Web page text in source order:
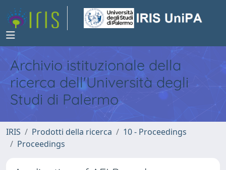
Archivio istituzionale della
ricerca dell'Università degli
Studi di Palermo
IRIS Prodotti della ricerca
10 - Proceedings
Proceedings